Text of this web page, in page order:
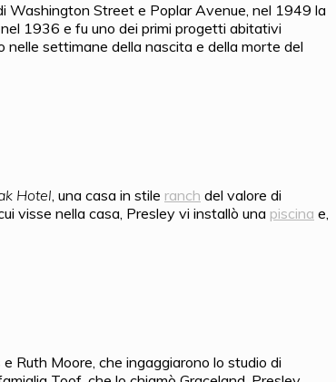
Washington Street e Poplar Avenue, nel 1949 la
1936 e fu uno dei primi progetti abitativi
nelle settimane della nascita e della morte del
Hotel, una casa in stile ranch del valore di
visse nella casa, Presley vi installò una piscina e,
Ruth Moore, che ingaggiarono lo studio di